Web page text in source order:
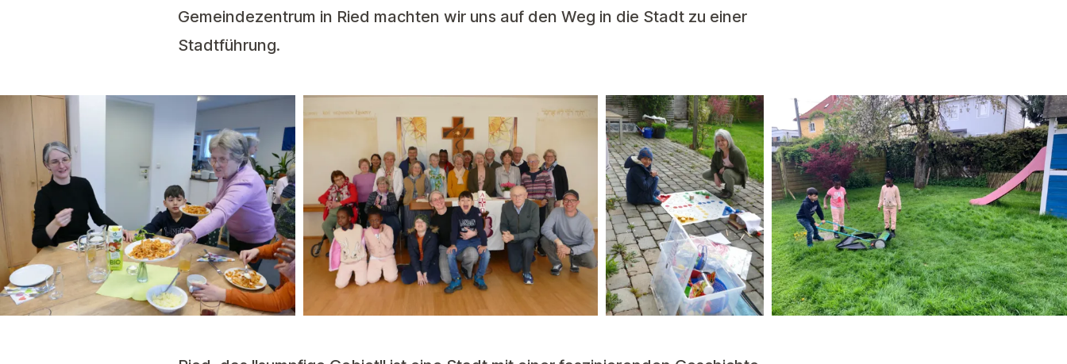
Gemeindezentrum in Ried machten wir uns auf den Weg in die Stadt zu einer
Stadtführung.